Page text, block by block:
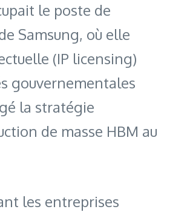
le poste de
Samsung, où elle
(IP licensing)
gouvernementales
la stratégie
de masse HBM au
les entreprises